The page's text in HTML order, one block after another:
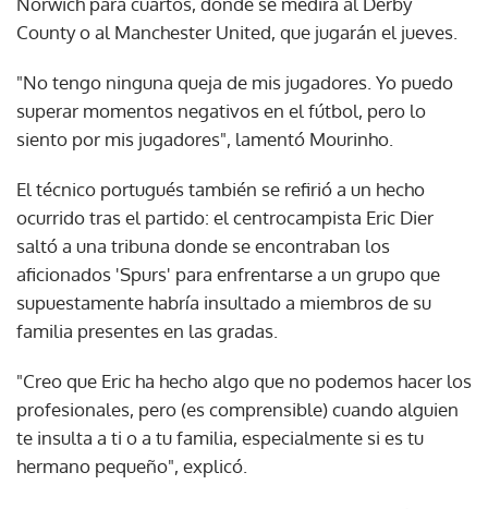
County o al Manchester United, que jugarán el jueves.
"No tengo ninguna queja de mis jugadores. Yo puedo
superar momentos negativos en el fútbol, pero lo
siento por mis jugadores", lamentó Mourinho.
El técnico portugués también se refirió a un hecho
ocurrido tras el partido: el centrocampista Eric Dier
saltó a una tribuna donde se encontraban los
aficionados 'Spurs' para enfrentarse a un grupo que
supuestamente habría insultado a miembros de su
familia presentes en las gradas.
"Creo que Eric ha hecho algo que no podemos hacer los
profesionales, pero (es comprensible) cuando alguien
te insulta a ti o a tu familia, especialmente si es tu
hermano pequeño", explicó.